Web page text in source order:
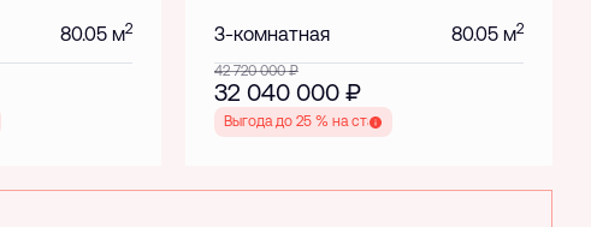
80.05 м2 3-комнатная 80.05 м2
42 720 000₽
32 040 000 ₽
Выгода до 25 % на старте